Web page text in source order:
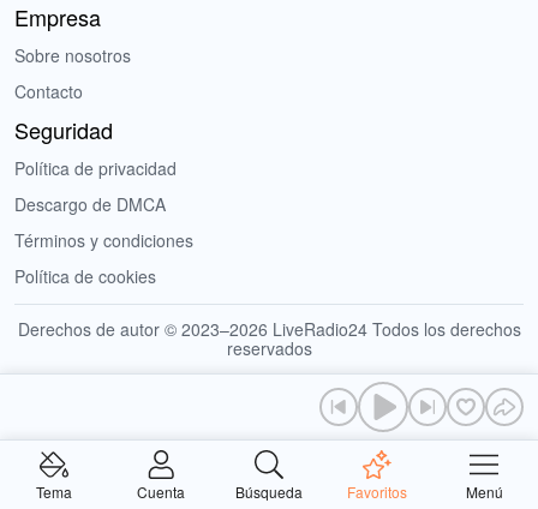
Empresa
Sobre nosotros
Contacto
Seguridad
Política de privacidad
Descargo de DMCA
Términos y condiciones
Política de cookies
Derechos de autor © 2023–2026 LiveRadio24 Todos los derechos
reservados
Tema Cuenta Búsqueda Favoritos Menú